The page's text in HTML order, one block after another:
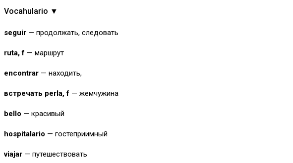
Vocahulario ▼
seguir — продолжать, следовать
ruta,f — маршрут
encontrar — находить,
встречать perla,f — жемчужина
bello — красивый
hospitalario — гостеприимный
viajar — путешествовать